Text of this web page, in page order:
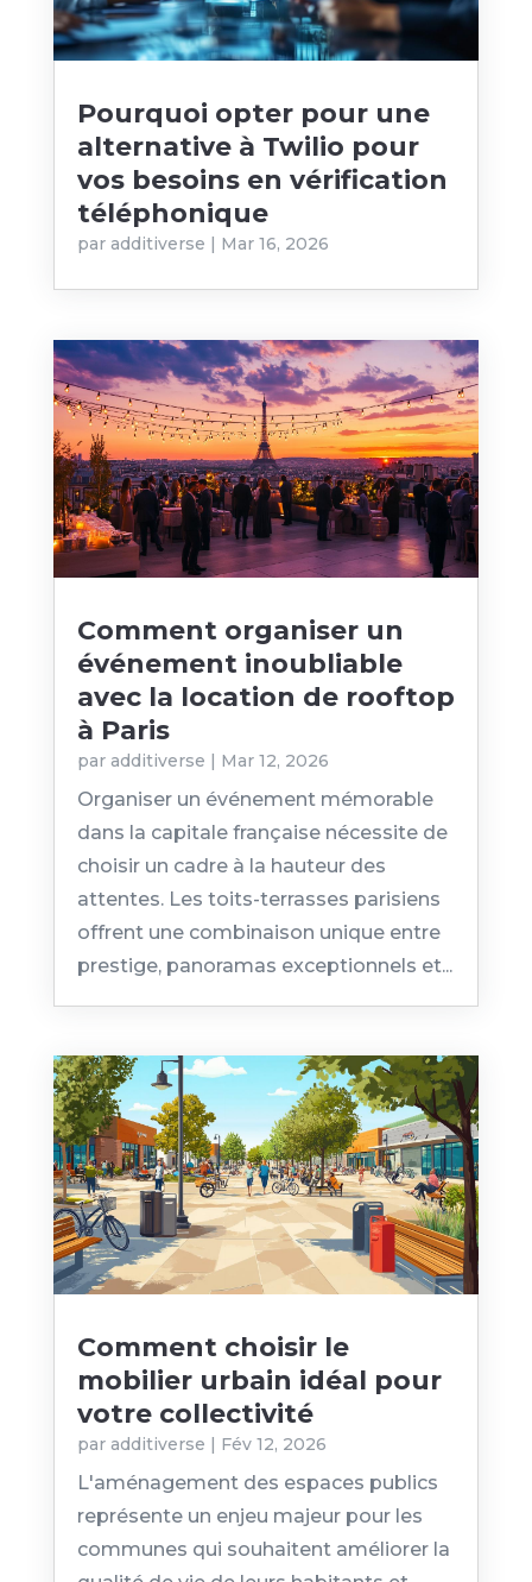
Pourquoi opter pour une
alternative à Twilio pour
vos besoins en vérification
téléphonique
par additiverse Mar 16, 2026
Comment organiser un
événement inoubliable
avec la location de rooftop
à Paris
par additiverse | Mar 12, 2026
Organiser un événement mémorable
dans la capitale française nécessite de
choisir un cadre à la hauteur des
attentes. Les toits-terrasses parisiens
offrent une combinaison unique entre
prestige, panoramas exceptionnels et...
Comment choisir le
mobilier urbain idéal pour
votre collectivité
par additiverse | Fév 12, 2026
L'aménagement des espaces publics
représente un enjeu majeur pour les
communes qui souhaitent améliorer la